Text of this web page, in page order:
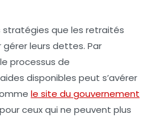
stratégies que les retraités
leurs dettes. Par
processus de
disponibles peut s’avérer
le site du gouvernement
ceux qui ne peuvent plus